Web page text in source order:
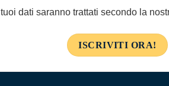
I tuoi dati saranno trattati secondo la